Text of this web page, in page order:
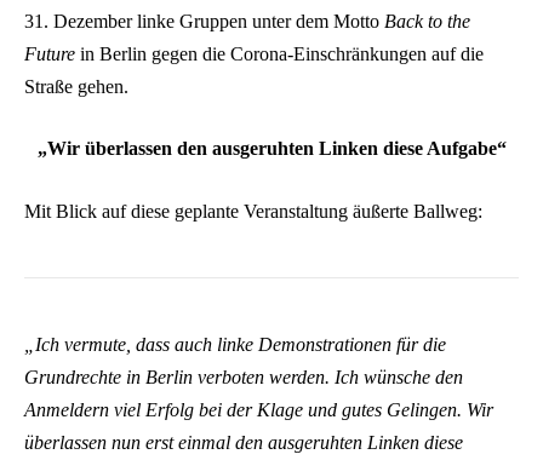
31. Dezember linke Gruppen unter dem Motto Back to the
Future in Berlin gegen die Corona-Einschränkungen auf die
Straße gehen.
„Wir überlassen den ausgeruhten Linken diese Aufgabe“
Mit Blick auf diese geplante Veranstaltung äußerte Ballweg:
„Ich vermute, dass auch linke Demonstrationen für die
Grundrechte in Berlin verboten werden. Ich wünsche den
Anmeldern viel Erfolg bei der Klage und gutes Gelingen. Wir
überlassen nun erst einmal den ausgeruhten Linken diese